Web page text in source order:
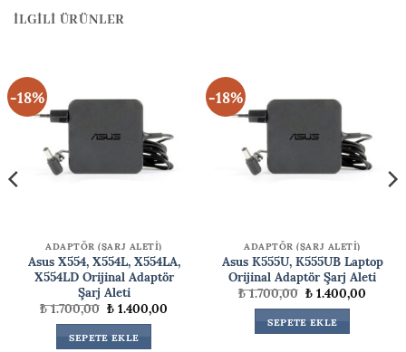
İLGILI ÜRÜNLER
-18%
ADAPTÖR (ŞARJ ALETİ)
Asus X554, X554L, X554LA,
X554LD Orijinal Adaptör
Şarj Aleti
₺1.700,00Orijinal
fiyat:
₺ 1.700,00.
₺1.400,00
SEPETE EKLE
-18%
ADAPTÖR (ŞARJ ALETİ)
Asus K555U, K555UB Laptop
Orijinal Adaptör Şarj Aleti
₺1.700,00Orijinal
fiyat:
₺ 1.700,00.
₺1.400,00Şu
SEPETE EKLE